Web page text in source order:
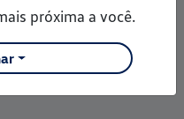
próxima a você.